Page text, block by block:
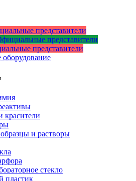
представители
представители
представители
оборудование
красители
и растворы
стекло
пластик